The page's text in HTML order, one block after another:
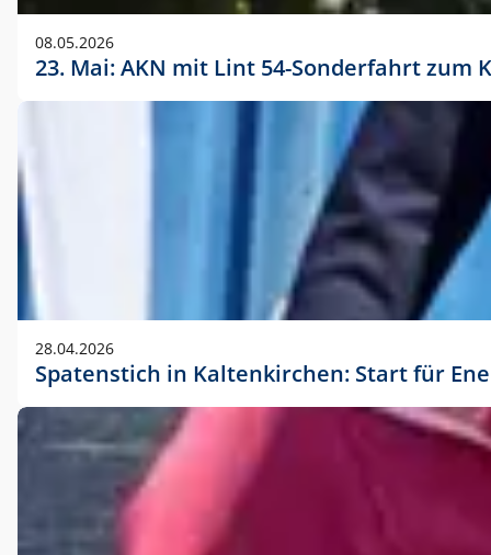
08.05.2026
23. Mai: AKN mit Lint 54-Sonderfahrt
28.04.2026
Spatenstich in Kaltenkirchen: Start für